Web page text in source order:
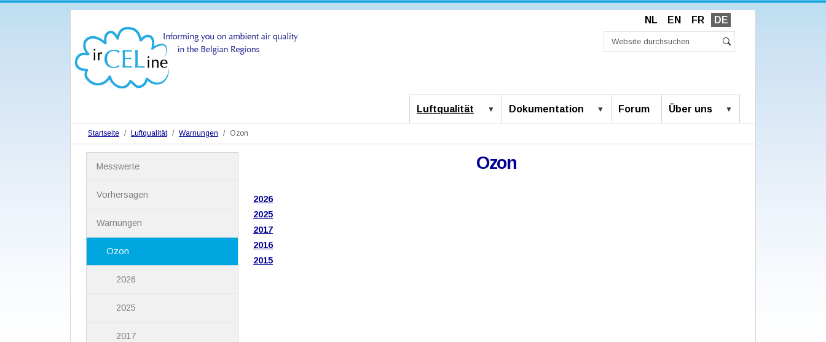
NL EN FR DE
Luftqualität Dokumentation Forum Über uns
Startseite Luftqualität Warnungen Ozon
Ozon
2026
2025
2017
2016
2015
i
n
Messwerte
Vorhersagen
Warnungen
Ozon
2026
2025
2017